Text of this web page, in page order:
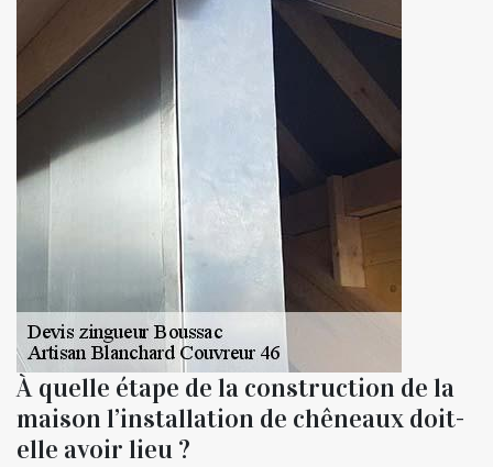
À quelle étape de la construction de la
maison l’installation de chêneaux doit-
elle avoir lieu ?